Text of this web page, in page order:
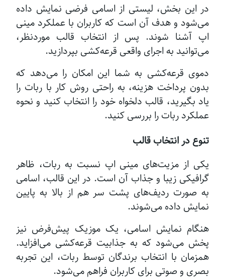
در این بخش، لیستی از اسامی فرضی نمایش داده
می‌شود و هدف آن است که کاربران با عملکرد مینی
اپ آشنا شوند. پس از انتخاب قالب موردنظر،
می‌توانید به اجرای واقعی قرعه‌کشی بپردازید.
دموی قرعه‌کشی به شما این امکان را می‌دهد که
بدون پرداخت هزینه، به راحتی روش کار با ربات را
یاد بگیرید، قالب دلخواه خود را انتخاب کنید و نحوه
عملکرد ربات را بررسی کنید.
تنوع در انتخاب قالب
یکی از مزیت‌های مینی اپ نسبت به ربات، ظاهر
گرافیکی زیبا و جذاب آن است. در این قالب، اسامی
به صورت ردیف‌های پشت سر هم از بالا به پایین
نمایش داده می‌شوند.
هنگام نمایش اسامی، یک موزیک پیش‌فرض نیز
پخش می‌شود که به جذابیت قرعه‌کشی می‌افزاید.
همزمان با انتخاب برندگان توسط ربات، این تجربه
بصری و صوتی برای کاربران فراهم می‌شود.